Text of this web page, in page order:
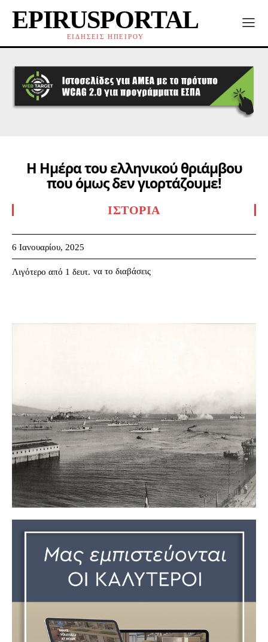
EPIRUSPORTAL
ΕΙΔΗΣΕΙΣ ΗΠΕΙΡΟΥ
Η Ημέρα του ελληνικού θριάμβου
που όμως δεν γιορτάζουμε!
ΙΣΤΟΡΊΑ
6 Ιανουαρίου, 2025
Λιγότερο από 1 δευτ. να το διαβάσεις